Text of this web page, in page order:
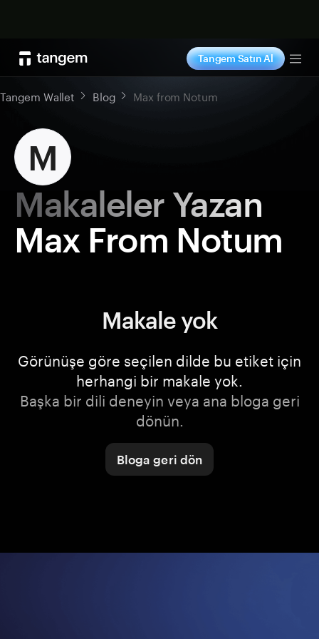
Tangem Satın Al
Tangem Wallet Blog Max from Notum
Makaleler Yazan
Max From Notum
M
Makale yok
Görünüşe göre seçilen dilde bu etiket için
herhangi bir makale yok.
Başka bir dili deneyin veya ana bloga geri
dönün.
Bloga geri dön